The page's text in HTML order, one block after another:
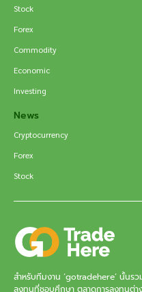
Stock
Forex
Commodity
Economic
Investing
News
Cryptocurrency
Forex
Stock
สำหรับทีมงาน ‘gotradehere’ นั้นร
ลงทุนที่ชอบศึกษา ตลาดการลงทุนต่